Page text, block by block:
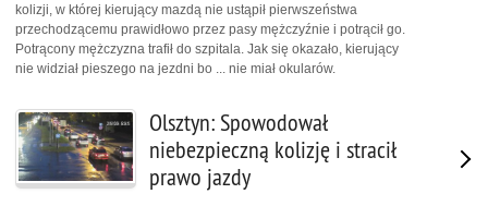
kolizji, w której kierujący mazdą nie ustąpił pierwszeństwa
przechodzącemu prawidłowo przez pasy mężczyźnie i potrącił go.
Potrącony mężczyzna trafił do szpitala. Jak się okazało, kierujący
nie widział pieszego na jezdni bo ... nie miał okularów.
Olsztyn: Spowodował
niebezpieczną kolizję i stracił
prawo jazdy